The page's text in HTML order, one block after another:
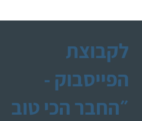
כאב
לקבוצת
הפייסבוק -
״החבר הכי טוב